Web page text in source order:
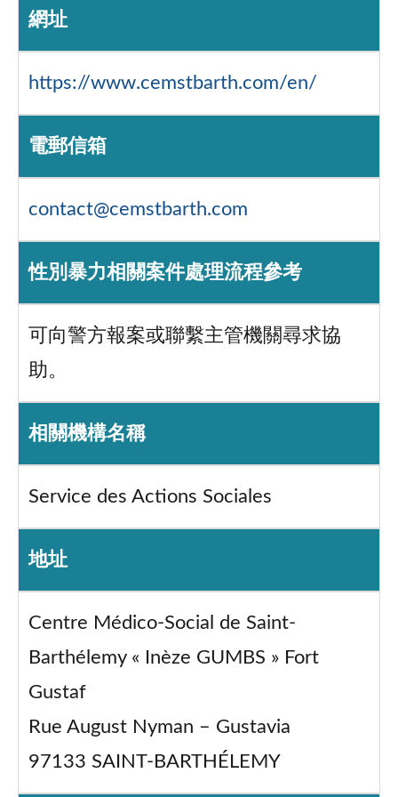
網址
https://www.cemstbarth.com/en/
電郵信箱
contact@cemstbarth.com
性別暴力相關案件處理流程參考
可向警方報案或聯繫主管機關尋求協
助。
相關機構名稱
Service des Actions Sociales
地址
Centre Médico-Social de Saint-
Barthélemy « Inèze GUMBS » Fort
Gustaf
Rue August Nyman – Gustavia
97133 SAINT-BARTHÉLEMY